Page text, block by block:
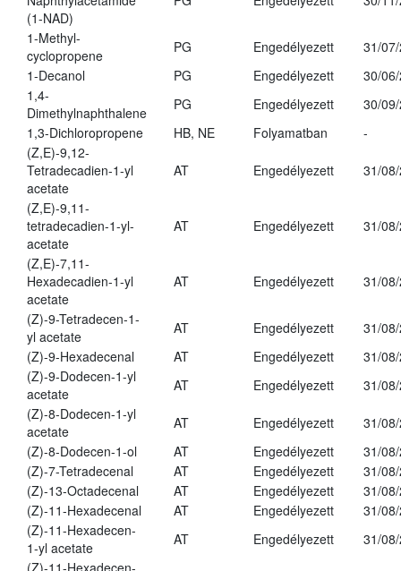
(1-NAD)
1-Methyl-
cyclopropene
PG Engedélyezett
31/
1-Decanol
PG Engedélyezett
30/
1,4-
Dimethylnaphthalene
PG Engedélyezett
30/
1,3-Dichloropropene
HB, NE Folyamatban
-
(Z,E)-9,12-
Tetradecadien-1-yl
acetate
AT Engedélyezett 31/
(Z,E)-9,11-
tetradecadien-1-yl-
acetate
AT Engedélyezett 31/
(Z,E)-7,11-
Hexadecadien-1-yl
acetate
AT Engedélyezett 31/
(Z)-9-Tetradecen-1-
yl acetate
AT Engedélyezett
31/
(Z)-9-Hexadecenal
AT Engedélyezett
31/
(Z)-9-Dodecen-1-yl
acetate
AT Engedélyezett
31/
(Z)-8-Dodecen-1-yl
acetate
AT Engedélyezett
31/
(Z)-8-Dodecen-1-ol
AT Engedélyezett
31/
(Z)-7-Tetradecenal
AT Engedélyezett
31/
(Z)-13-Octadecenal
AT Engedélyezett
31/
(Z)-11-Hexadecenal
AT Engedélyezett
31/
(Z)-11-Hexadecen-
1-yl acetate
AT Engedélyezett
31/